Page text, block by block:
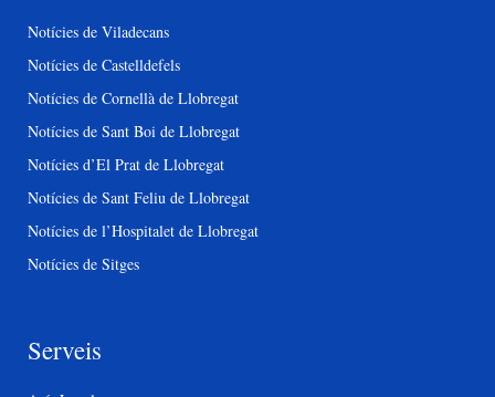
Notícies de Viladecans
Notícies de Castelldefels
Notícies de Cornellà de Llobregat
Notícies de Sant Boi de Llobregat
Notícies d’El Prat de Llobregat
Notícies de Sant Feliu de Llobregat
Notícies de l’Hospitalet de Llobregat
Notícies de Sitges
Serveis